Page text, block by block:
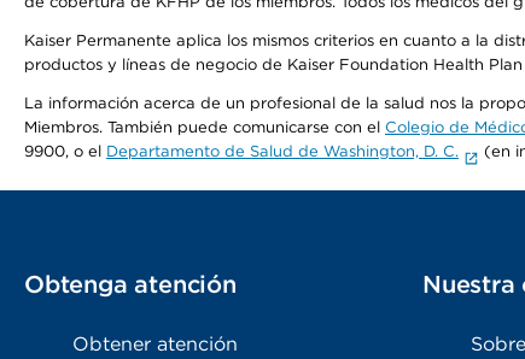
Kaiser Permanente aplica los mismos criterios en cuanto a la
productos y líneas de negocio de Kaiser Foundation Health
La información acerca de un profesional de la salud nos la
Miembros. También puede comunicarse con el Colegio de
9900, o el Departamento de Salud de Washington, D. C. (en
Obtenga atención
Obtener atención
Nuestra